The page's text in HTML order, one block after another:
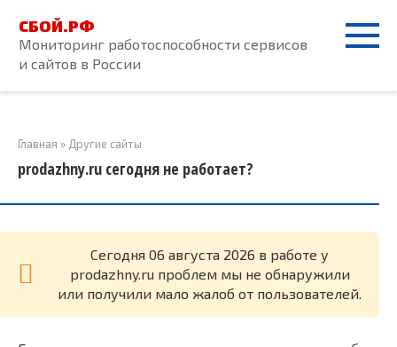
контенту
СБОЙ.РФ
Мониторинг работоспособности сервисов
и сайтов в России
Главная » Другие сайты
prodazhny.ru сегодня не работает?
Cегодня 06 августа 2026 в работе у
prodazhny.ru проблем мы не обнаружили
или получили мало жалоб от пользователей.